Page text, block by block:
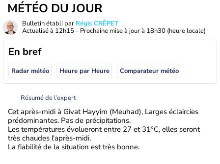
MÉTÉO DU JOUR
Bulletin établi par Régis CRÊPET
Actualisé à 12h15 - Prochaine mise à jour à 18h30 (heure locale)
En bref
Radar météo Heure par Heure Comparateur météo
Résumé de l’expert
Cet après-midi à Givat Hayyim (Meuhad), Larges éclaircies
prédominantes. Pas de précipitations.
Les températures évolueront entre 27 et 31°C, elles seront
très chaudes l'après-midi.
La fiabilité de la situation est très bonne.